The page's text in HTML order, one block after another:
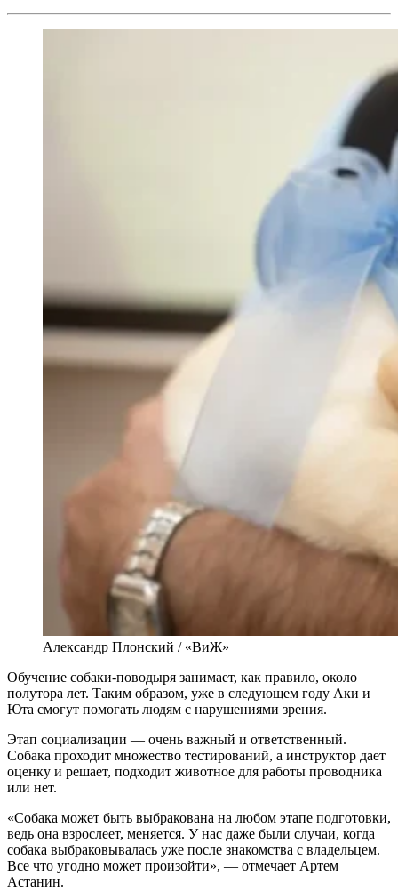
Александр Плонский / «ВиЖ»
Обучение собаки-поводыря занимает, как правило, около
полутора лет. Таким образом, уже в следующем году Аки и
Юта смогут помогать людям с нарушениями зрения.
Этап социализации — очень важный и ответственный.
Собака проходит множество тестирований, а инструктор дает
оценку и решает, подходит животное для работы проводника
или нет.
«Собака может быть выбракована на любом этапе подготовки,
ведь она взрослеет, меняется. У нас даже были случаи, когда
собака выбраковывалась уже после знакомства с владельцем.
Все что угодно может произойти», — отмечает Артем
Астанин.